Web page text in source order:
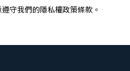
守我們的隱私權政策條款。